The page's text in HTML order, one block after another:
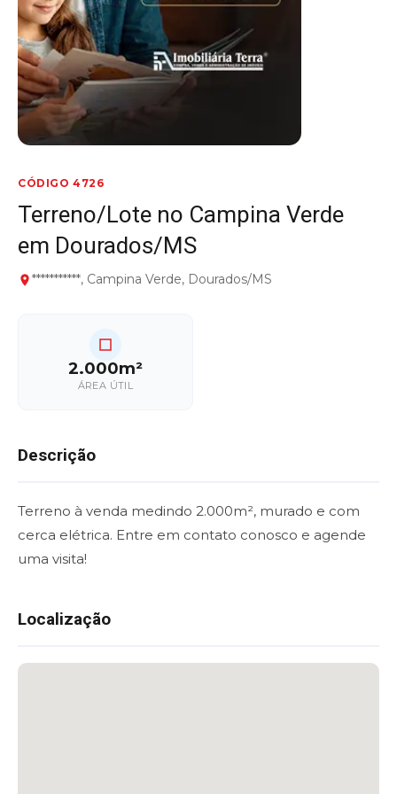
CÓDIGO 4726
Terreno/Lote no Campina Verde
em Dourados/MS
***********, Campina Verde, Dourados/MS
2.000m²
ÁREA ÚTIL
Descrição
Terreno à venda medindo 2.000m², murado e com
cerca elétrica. Entre em contato conosco e agende
uma visita!
Localização